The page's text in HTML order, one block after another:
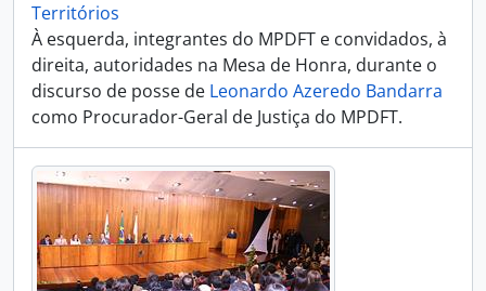
Territórios
À esquerda, integrantes do MPDFT e convidados, à
direita, autoridades na Mesa de Honra, durante o
discurso de posse de Leonardo Azeredo Bandarra
como Procurador-Geral de Justiça do MPDFT.